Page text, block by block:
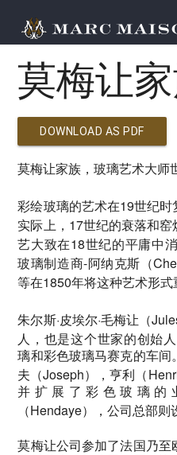
莫梅让
DOWNLOAD AS PDF
莫梅让家族，玻璃艺术大师
彩绘玻璃的艺术在19世纪时
实际上， 17世纪的衰落和窑
艺大致在18世纪的平庸中消
玻璃制造商-阿纳克斯（
等在1850年将这种艺术形式
朱尔斯·皮埃尔·毛梅让（
人，也是这个世家的创始
璃和彩色玻璃马赛克的车间
夫（Joseph），亨利（
并扩展了彩色玻璃的
（Hendaye），公司总部则
莫梅让公司参加了法国乃